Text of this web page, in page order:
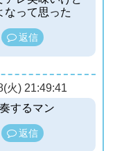
なって思った
返信
火) 21:49:41
するマン
返信